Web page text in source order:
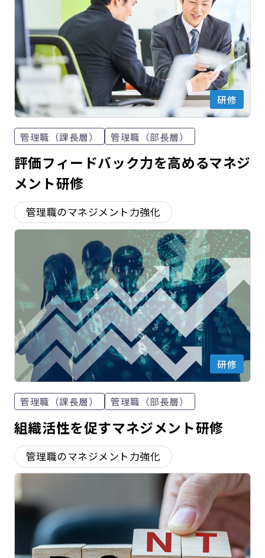
研修
管理職（課長層） 管理職（部長層）
評価フィードバック力を高めるマネジ
メント研修
管理職のマネジメント力強化
研修
管理職（課長層） 管理職（部長層）
組織活性を促すマネジメント研修
管理職のマネジメント力強化